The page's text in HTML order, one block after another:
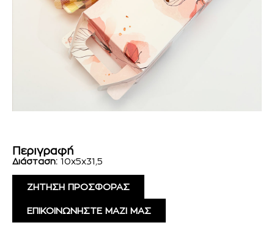
Περιγραφή
Διάσταση: 10x5x31,5
ΖΗΤΗΣΗ ΠΡΟΣΦΟΡΑΣ
ΕΠΙΚΟΙΝΩΝΗΣΤΕ ΜΑΖΙ ΜΑΣ